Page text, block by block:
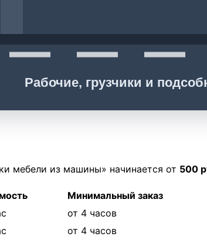
Рабочие, грузчики и
мебели из машины» начинается от 500
Минимальный заказ
от 4 часов
от 4 часов